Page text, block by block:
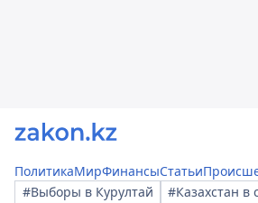
ПолитикаМирФинансыСтатьи
#Выборы в Курултай
#Казахстан в